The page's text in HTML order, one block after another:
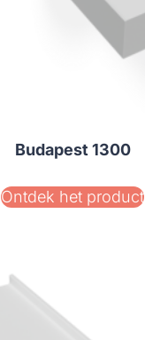
Budapest 1300
Ontdek het product